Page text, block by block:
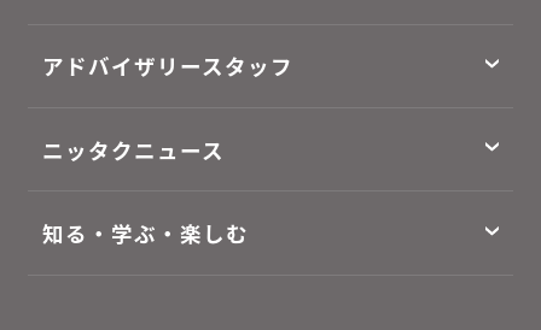
アドバイザリースタッフ
ニッタクニュース
知る・学ぶ・楽しむ